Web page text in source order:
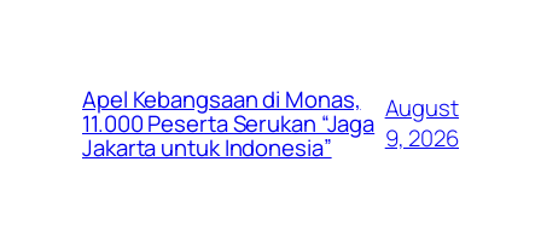
Apel Kebangsaan di Monas,
11.000 Peserta Serukan “Jaga
Jakarta untuk Indonesia”
August
9, 2026